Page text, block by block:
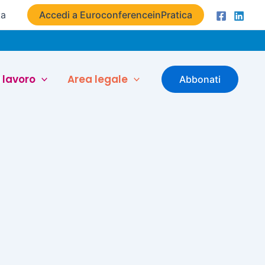
Accedi a EuroconferenceinPratica
lavoro Area legale Abbonati